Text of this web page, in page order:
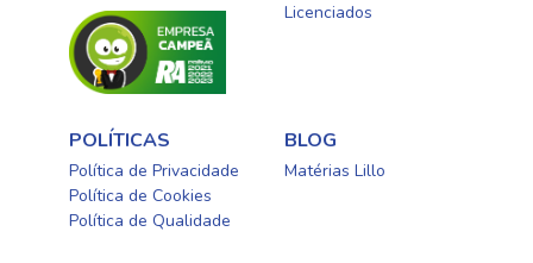
Licenciados​
POLÍTICAS
Política de Privacidade
Política de Cookies
Política de Qualidade
BLOG
Matérias Lillo